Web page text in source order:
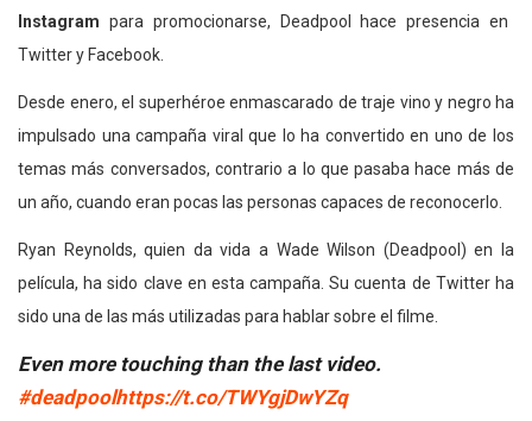
Instagram para promocionarse, Deadpool hace presencia en
Twitter y Facebook.
Desde enero, el superhéroe enmascarado de traje vino y negro ha
impulsado una campaña viral que lo ha convertido en uno de los
temas más conversados, contrario a lo que pasaba hace más de
un año, cuando eran pocas las personas capaces de reconocerlo.
Ryan Reynolds, quien da vida a Wade Wilson (Deadpool) en la
película, ha sido clave en esta campaña. Su cuenta de Twitter ha
sido una de las más utilizadas para hablar sobre el filme.
Even more touching than the last video.
#deadpoolhttps://t.co/TWYgjDwYZq